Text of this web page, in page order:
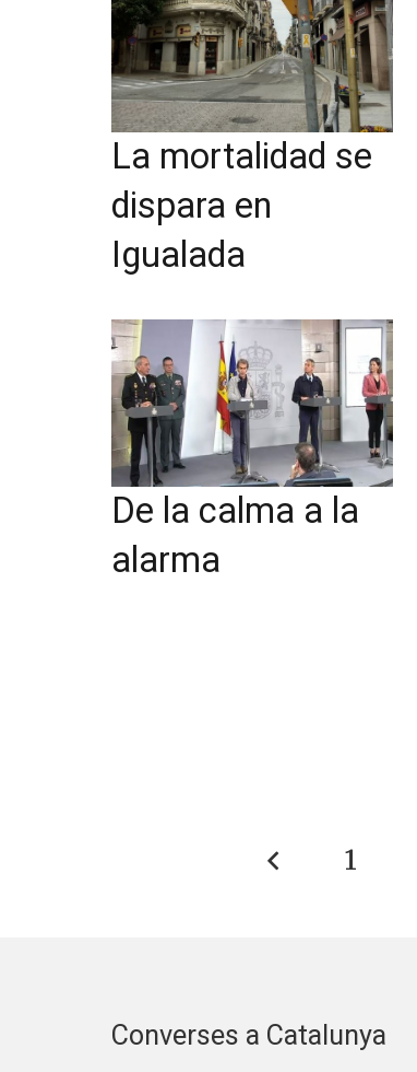
La mortalidad se
dispara en
Igualada
De la calma a la
alarma
1
Converses a Catalunya